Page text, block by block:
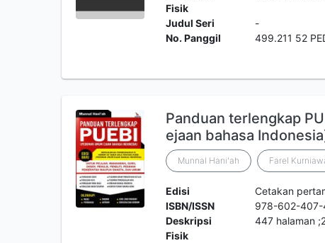
Fisik
Judul Seri
-
No. Panggil
499.211 52
Panduan terlengkap
ejaan bahasa
Munnal Hani'ah Farel
Edisi
Cetakan
ISBN/ISSN
978-602-407-
Deskripsi
Fisik
447 halaman